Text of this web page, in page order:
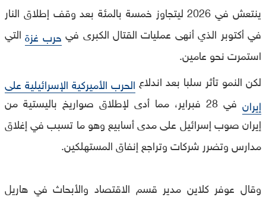
ينتعش في 2026 ليتجاوز خمسة بالمئة بعد وقف إطلاق النار
في أكتوبر الذي أنهى عمليات القتال الكبرى في حرب غزة التي
استمرت نحو عامين.
لكن النمو تأثر سلبا بعد اندلاع الحرب الأميركية الإسرائيلية على
إيران
في 28 فبراير، مما أدى لإطلاق صواريخ باليستية من
إيران صوب إسرائيل على مدى أسابيع وهو ما تسبب في إغلاق
مدارس وتضرر شركات وتراجع إنفاق المستهلكين.
وقال عوفر كلاين مدير قسم الاقتصاد والأبحاث في هاريل